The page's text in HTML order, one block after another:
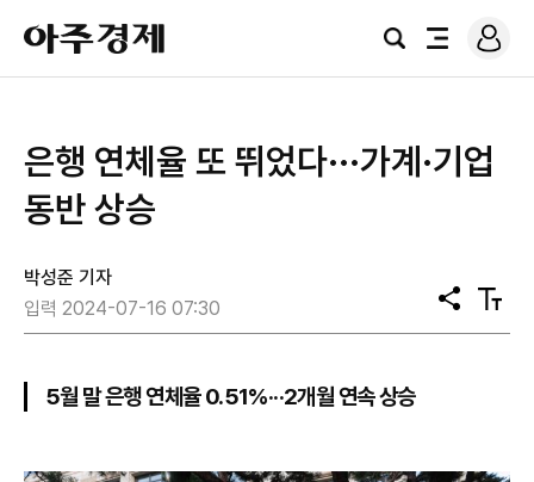
아
주
경
검
전
로
그
은행 연체율 또 뛰었다···가계·기업
동반 상승
박성준 기자
입력 2024-07-16 07:30
공
유
텍
스
5월 말 은행 연체율 0.51%···2개월 연속 상승